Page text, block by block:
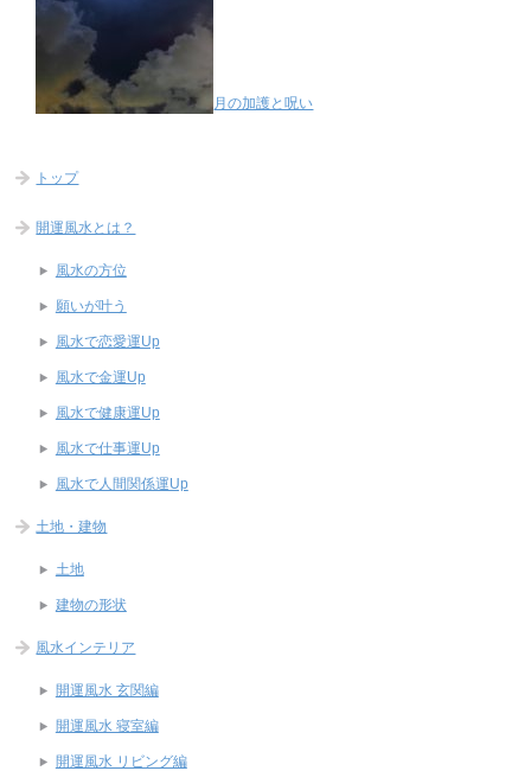
月の加護と呪い
トップ
開運風水とは？
風水の方位
願いが叶う
風水で恋愛運Up
風水で金運Up
風水で健康運Up
風水で仕事運Up
風水で人間関係運Up
土地・建物
土地
建物の形状
風水インテリア
開運風水 玄関編
開運風水 寝室編
開運風水 リビング編